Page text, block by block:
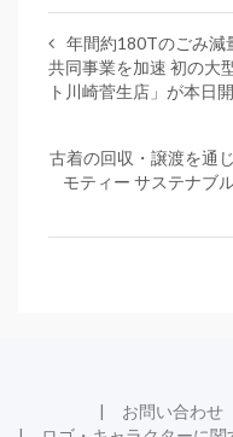
年間約180Tのごみ減
共同事業を加速 初の大
ト川崎菅生店」が本日
古着の回収・譲渡を通
モティー サステナブ
お問い合わせ